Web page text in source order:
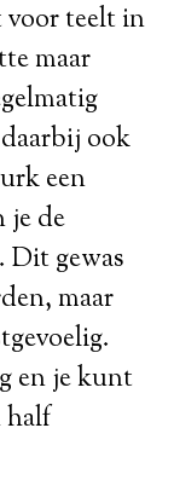
voor teelt in
maar
ook
een
je de
Dit gewas
maar
en je kunt
half